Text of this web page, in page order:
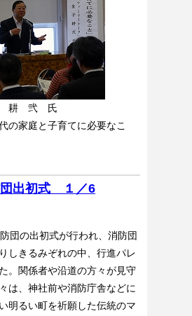
耕 弐 氏
家庭と子育てに必要なこ
出初式 １／6
団の出初式が行われ、消防団
しきるみぞれの中、行進パレ
。関係者や沿道の方々が見守
は、神社前や消防庁舎などに
明るい町を祈願した伝統のマ